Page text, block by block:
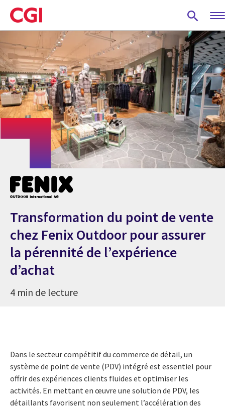
Skip
to
main
content
Transformation du point de vente
chez Fenix Outdoor pour assurer
la pérennité de l’expérience
d’achat
4 min de lecture
Dans le secteur compétitif du commerce de détail, un
système de point de vente (PDV) intégré est essentiel pour
offrir des expériences clients fluides et optimiser les
activités. En mettant en œuvre une solution de PDV, les
détaillants favorisent non seulement l’accélération des